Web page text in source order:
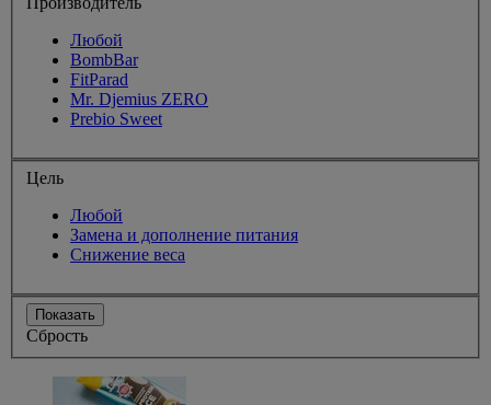
Любой
BombBar
FitParad
Mr. Djemius ZERO
Prebio Sweet
Цель
Любой
Замена и дополнение питания
Снижение веса
Показать
Сбрость